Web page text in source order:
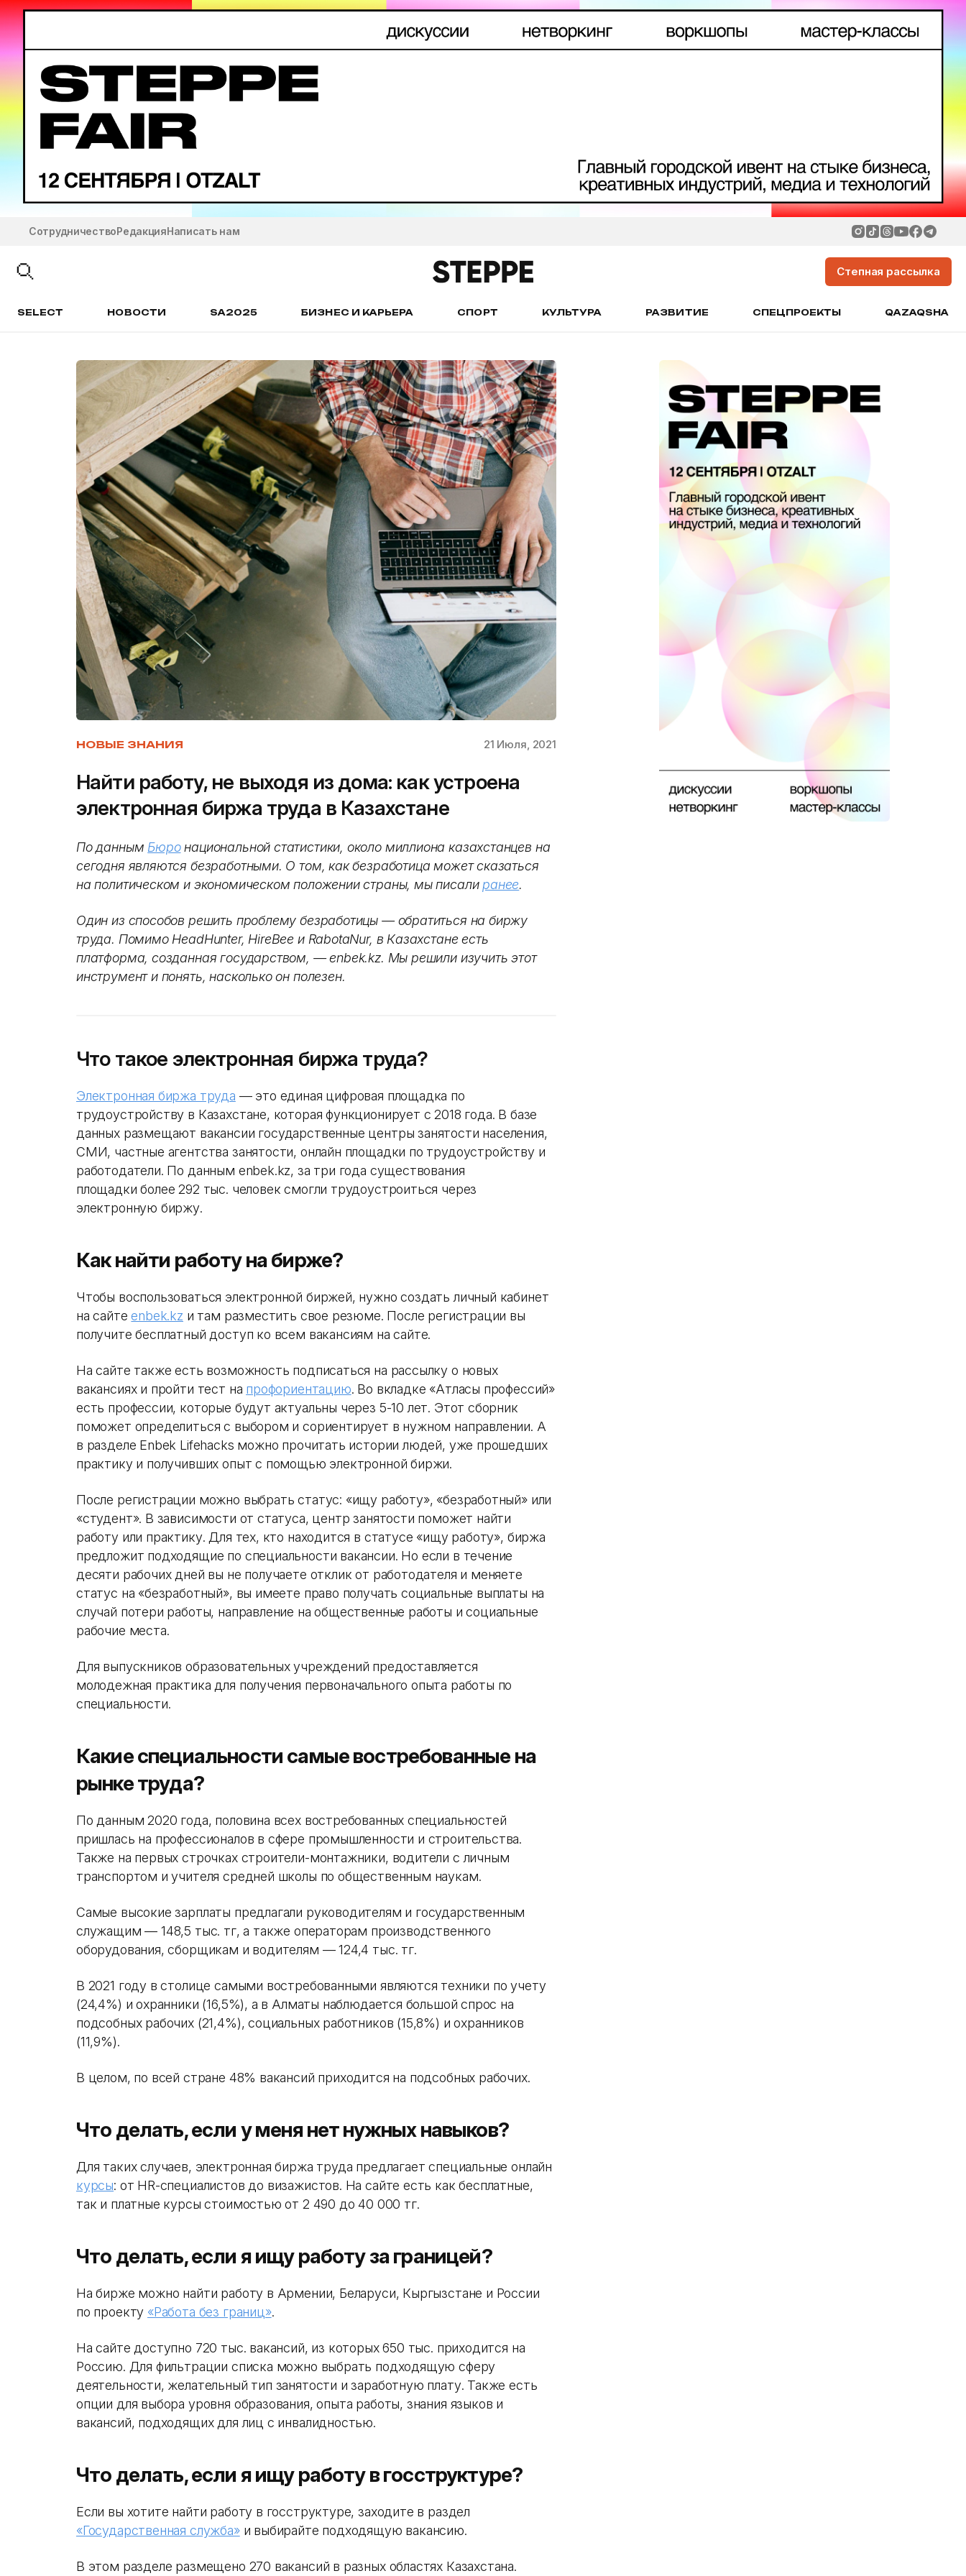
СотрудничествоРедакцияНаписать нам
Степная рассылка
SELECT НОВОСТИ SA2025 БИЗНЕС И КАРЬЕРА СПОРТ КУЛЬТУРА РАЗВИТИЕ СПЕЦПРОЕКТЫ QAZAQSHA
НОВЫЕ ЗНАНИЯ 21 Июля, 2021
Найти работу, не выходя из дома: как устроена
электронная биржа труда в Казахстане
По данным Бюронациональной статистики, около миллиона казахстанцев на
сегодня являются безработными. О том, как безработица может сказаться
на политическом и экономическом положении страны, мы писали ранее.
Один из способов решить проблему безработицы — обратиться на биржу
труда. Помимо HeadHunter, HireBee и RabotaNur, в Казахстане есть
платформа, созданная государством, — enbek.kz. Мы решили изучить этот
инструмент и понять, насколько он полезен.
Что такое электронная биржа труда?
Электронная биржа труда — это единая цифровая площадка по
трудоустройству в Казахстане, которая функционирует с 2018 года. В базе
данных размещают вакансии государственные центры занятости населения,
СМИ, частные агентства занятости, онлайн площадки по трудоустройству и
работодатели. По данным enbek.kz, за три года существования
площадки более 292 тыс. человек смогли трудоустроиться через
электронную биржу.
Как найти работу на бирже?
Чтобы воспользоваться электронной биржей, нужно создать личный кабинет
на сайтеenbek.kz и там разместить свое резюме. После регистрации вы
получите бесплатный доступ ко всем вакансиям на сайте.
На сайте также есть возможность подписаться на рассылку о новых
вакансиях и пройти тест на профориентацию. Во вкладке «Атласы профессий»
есть профессии, которые будут актуальны через 5-10 лет. Этот сборник
поможет определиться с выбором и сориентирует в нужном направлении. А
в разделе Enbek Lifehacks можно прочитать истории людей, уже прошедших
практику и получивших опыт с помощью электронной биржи.
После регистрации можно выбрать статус: «ищу работу», «безработный» или
«студент». В зависимости от статуса, центр занятости поможет найти
работу или практику. Для тех, кто находится в статусе «ищу работу», биржа
предложит подходящие по специальности вакансии. Но если в течение
десяти рабочих дней вы не получаете отклик от работодателя и меняете
статус на «безработный», вы имеете право получать социальные выплаты на
случай потери работы, направление на общественные работы и социальные
рабочие места.
Для выпускников образовательных учреждений предоставляется
молодежная практика для получения первоначального опыта работы по
специальности.
Какие специальности самые востребованные на
рынке труда?
По данным 2020 года, половина всех востребованных специальностей
пришлась на профессионалов в сфере промышленности и строительства.
Также на первых строчках строители-монтажники, водители с личным
транспортом и учителя средней школы по общественным наукам.
Самые высокие зарплаты предлагали руководителям и государственным
служащим — 148,5 тыс. тг, а также операторам производственного
оборудования, сборщикам и водителям — 124,4 тыс. тг.
В 2021 году в столице самыми востребованными являются техники по учету
(24,4%) и охранники (16,5%), а в Алматы наблюдается большой спрос на
подсобных рабочих (21,4%), социальных работников (15,8%) и охранников
(11,9%).
В целом, по всей стране 48% вакансий приходится на подсобных рабочих.
Что делать, если у меня нет нужных навыков?
Для таких случаев, электронная биржа труда предлагает специальные онлайн
курсы: от HR-специалистов до визажистов. На сайте есть как бесплатные,
так и платные курсы стоимостью от 2 490 до 40 000 тг.
Что делать, если я ищу работу за границей?
На бирже можно найти работу в Армении, Беларуси, Кыргызстане и России
по проекту «Работа без границ».
На сайте доступно 720 тыс. вакансий, из которых 650 тыс. приходится на
Россию. Для фильтрации списка можно выбрать подходящую сферу
деятельности, желательный тип занятости и заработную плату. Также есть
опции для выбора уровня образования, опыта работы, знания языков и
вакансий, подходящих для лиц с инвалидностью.
Что делать, если я ищу работу в госструктуре?
Если вы хотите найти работу в госструктуре, заходите в раздел
«Государственная служба»и выбирайте подходящую вакансию.
В этом разделе размещено 270 вакансий в разных областях Казахстана.